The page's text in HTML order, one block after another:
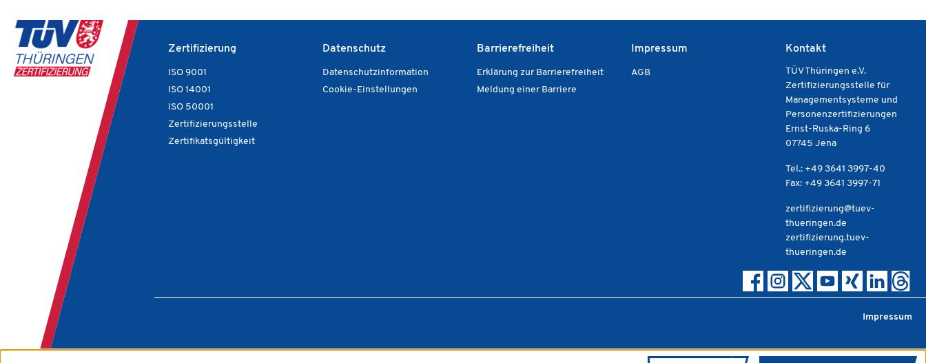
Zertifizierung
ISO 9001
ISO 14001
ISO 50001
Zertifizierungsstelle
Zertifikatsgültigkeit
Datenschutz
Datenschutzinformation
Cookie-Einstellungen
Barrierefreiheit
Erklärung zur Barrierefreiheit
Meldung einer Barriere
Impressum
AGB
Kontakt
TÜV Thüringen e.V.
Zertifizierungsstelle für
Managementsysteme und
Personenzertifizierungen
Ernst-Ruska-Ring 6
07745 Jena
Tel.: +49 3641 3997-40
Fax: +49 3641 3997-71
zertifizierung@tuev-
thueringen.de
zertifizierung.tuev-
thueringen.de
Impressum